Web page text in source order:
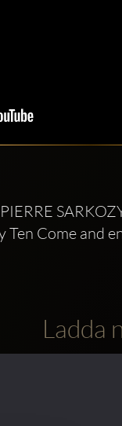
Ten Come and
Ladda